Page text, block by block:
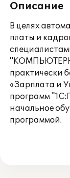
Описание
В целях
платы и
практически
«Зарплата и
программ
начальное
программой.